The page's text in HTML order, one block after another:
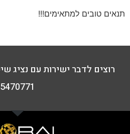
תנאים טובים למתאימים!!!
5470771